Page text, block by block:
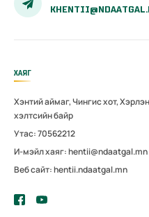
ХАЯГ
Хэнтий аймаг, Чингис хот,
хэлтсийн байр
Утас: 70562212
И-мэйл хаяг: hentii@ndaatgal.mn
Веб сайт: hentii.ndaatgal.mn